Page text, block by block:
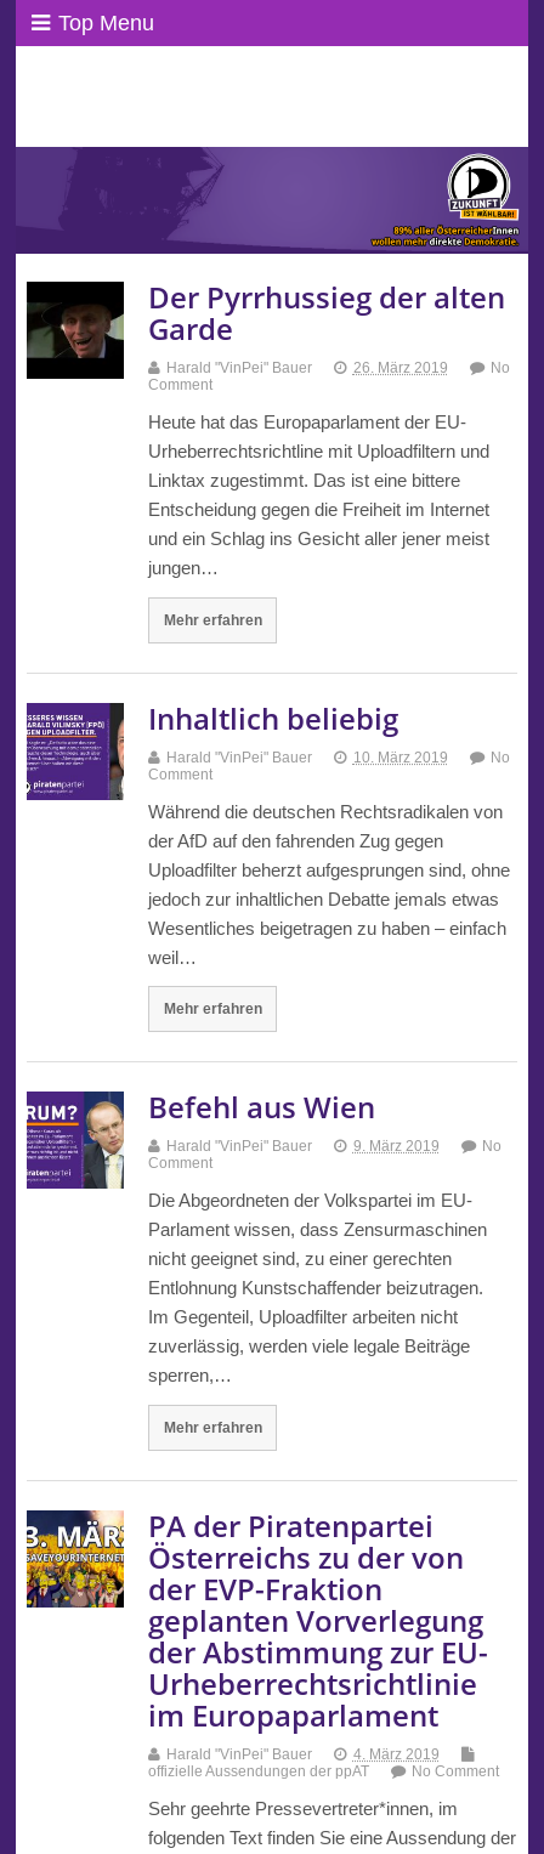
Top Menu
Der Pyrrhussieg der alten
Garde
Harald "VinPei" Bauer 26. März 2019
No
Comment
Heute hat das Europaparlament der EU-
Urheberrechtsrichtline mit Uploadfiltern und
Linktax zugestimmt. Das ist eine bittere
Entscheidung gegen die Freiheit im Internet
und ein Schlag ins Gesicht aller jener meist
jungen…
Mehr erfahren
Inhaltlich beliebig
Harald "VinPei" Bauer 10. März 2019
No
Comment
Während die deutschen Rechtsradikalen von
der AfD auf den fahrenden Zug gegen
Uploadfilter beherzt aufgesprungen sind, ohne
jedoch zur inhaltlichen Debatte jemals etwas
Wesentliches beigetragen zu haben – einfach
weil…
Mehr erfahren
Befehl aus Wien
Harald "VinPei" Bauer 9. März 2019
No
Comment
Die Abgeordneten der Volkspartei im EU-
Parlament wissen, dass Zensurmaschinen
nicht geeignet sind, zu einer gerechten
Entlohnung Kunstschaffender beizutragen.
Im Gegenteil, Uploadfilter arbeiten nicht
zuverlässig, werden viele legale Beiträge
sperren,…
Mehr erfahren
PA der Piratenpartei
Österreichs zu der von
der EVP-Fraktion
geplanten Vorverlegung
der Abstimmung zur EU-
Urheberrechtsrichtlinie
im Europaparlament
Harald "VinPei" Bauer
4. März 2019
offizielle Aussendungen der ppAT
No Comment
Sehr geehrte Pressevertreter*innen, im
folgenden Text finden Sie eine Aussendung der